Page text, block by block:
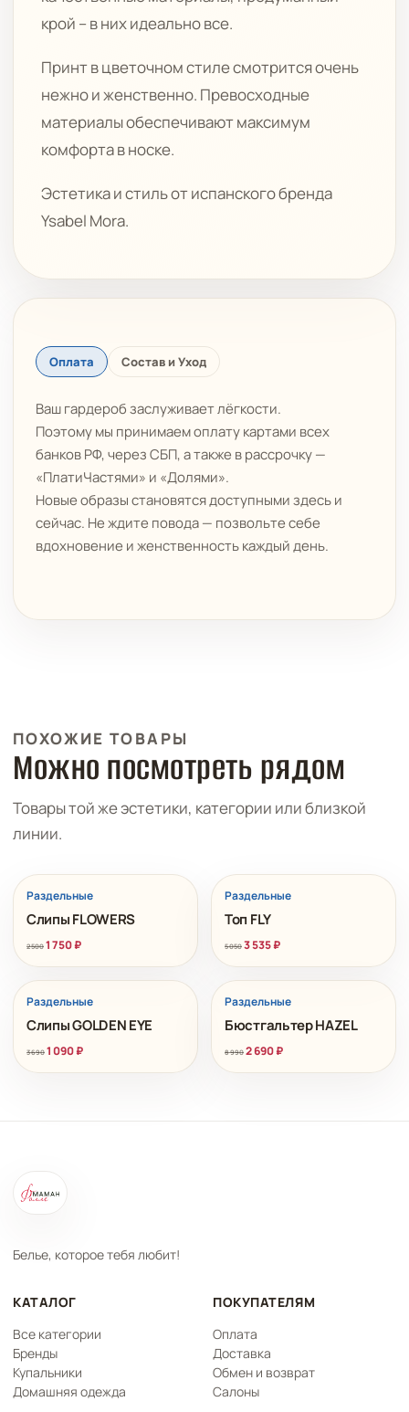
крой – в них идеально все.
Принт в цветочном стиле смотрится очень
нежно и женственно. Превосходные
материалы обеспечивают максимум
комфорта в носке.
Эстетика и стиль от испанского бренда
Ysabel Mora.
Оплата Состав и Уход
Ваш гардероб заслуживает лёгкости.
Поэтому мы принимаем оплату картами всех
банков РФ, через СБП, а также в рассрочку —
«ПлатиЧастями» и «Долями».
Новые образы становятся доступными здесь и
сейчас. Не ждите повода — позвольте себе
вдохновение и женственность каждый день.
ПОХОЖИЕ ТОВАРЫ
Можно посмотреть рядом
Товары той же эстетики, категории или близкой
линии.
Раздельные
Слипы FLOWERS
2 500 1 750₽
Раздельные
Топ FLY
5 050 3 535₽
Раздельные
Слипы GOLDEN EYE
3 690 1 090₽
Раздельные
Бюстгальтер HAZEL
8 990 2 690₽
Белье, которое тебя любит!
КАТАЛОГ
Все категории
Бренды
Купальники
Домашняя одежда
ПОКУПАТЕЛЯМ
Оплата
Доставка
Обмен и возврат
Салоны